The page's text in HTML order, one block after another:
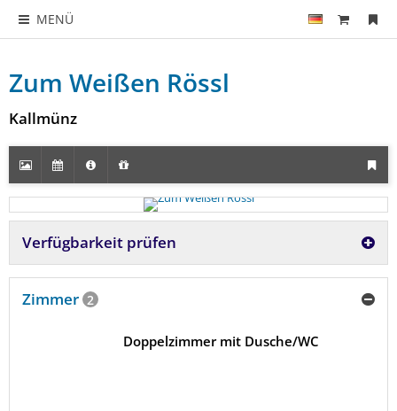
MENÜ
Zum Weißen Rössl
Kallmünz
Verfügbarkeit prüfen
Zimmer 2
Doppelzimmer mit Dusche/WC